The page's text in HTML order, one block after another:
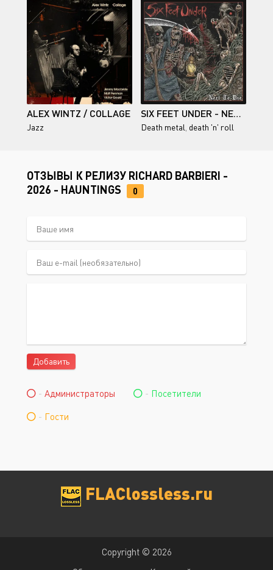
ALEX WINTZ / COLLAGE
Jazz
SIX FEET UNDER - NEXT TO DIE
Death metal death 'n' roll
ОТЗЫВЫ К РЕЛИЗУ RICHARD BARBIERI -
2026 - HAUNTINGS
0
Добавить
- Администраторы - Посетители
- Гости
FLAClossless.ru
Copyright © 2026